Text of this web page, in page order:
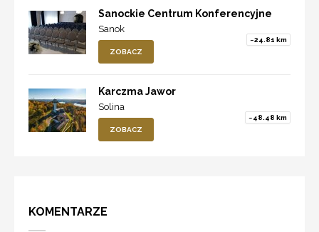
Sanockie Centrum Konferencyjne
Sanok
~24.81 km
ZOBACZ
Karczma Jawor
Solina
~48.48 km
ZOBACZ
KOMENTARZE